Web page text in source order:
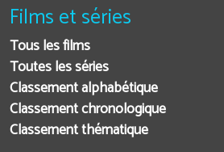
Films et séries
Tous les films
Toutes les séries
Classement alphabétique
Classement chronologique
Classement thématique